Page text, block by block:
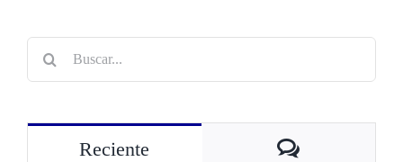
Reciente Comentarios